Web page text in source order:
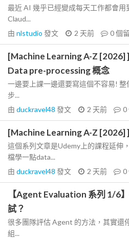
最近 AI 幾乎已經變成每天工作都會用
Claud...
由 nlstudio 發文 2 天前 0個
[Machine Learning A-Z [2026]
Data pre-processing 概念
一邊要上課一邊還要寫這個不容易!
步...
由 duckravel48 發文 2 天前 0
[Machine Learning A-Z [2026]
這個系列文章是Udemy上的課程延伸
檔學一點data...
由 duckravel48 發文 2 天前 0
【Agent Evaluation 系列 1/6
試？
很多團隊評估 Agent 的方法，其實還
組...